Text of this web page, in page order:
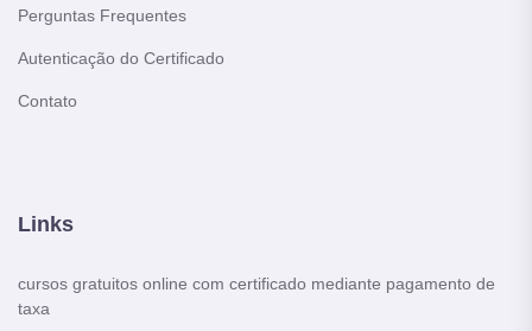
Perguntas Frequentes
Autenticação do Certificado
Contato
Links
cursos gratuitos online com certificado mediante pagamento de
taxa